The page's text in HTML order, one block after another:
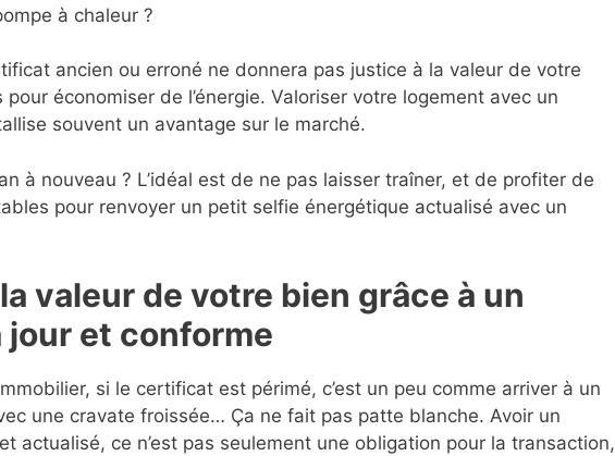
à chaleur ?
ancien ou erroné ne donnera pas justice à la valeur de votre
économiser de l’énergie. Valoriser votre logement avec un
souvent un avantage sur le marché.
à nouveau ? L’idéal est de ne pas laisser traîner, et de profiter de
pour renvoyer un petit selfie énergétique actualisé avec un
valeur de votre bien grâce à un
et conforme
si le certificat est périmé, c’est un peu comme arriver à un
une cravate froissée… Ça ne fait pas patte blanche. Avoir un
actualisé, ce n’est pas seulement une obligation pour la transaction,